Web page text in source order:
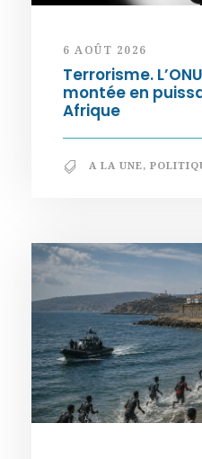
6 AOÛT 2026
Terrorisme.
montée en
Afrique
A LA UNE,